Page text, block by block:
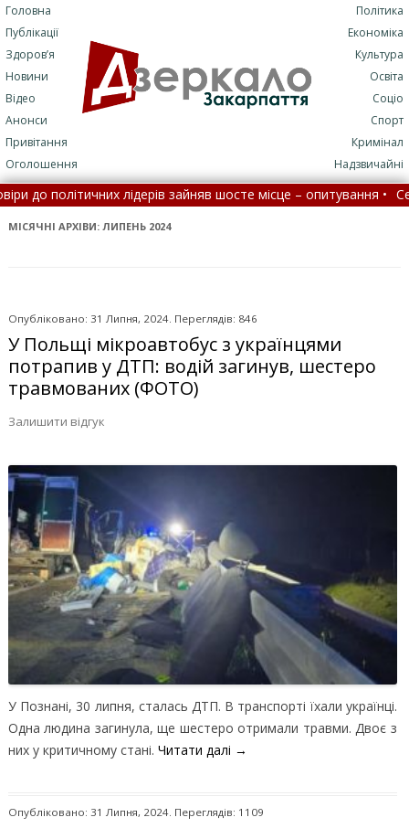
Головна
Публікації
Здоров’я
Новини
Відео
Анонси
Привітання
Оголошення
Політика
Економіка
Культура
Освіта
Соціо
Спорт
Кримінал
Надзвичайні
лідерів зайняв шосте місце – опитування • Село на
до лікарні стане складніше• На Закарпатті водність
МІСЯЧНІ АРХІВИ: ЛИПЕНЬ 2024
Опубліковано: 31 Липня, 2024. Переглядів: 846
У Польщі мікроавтобус з українцями
потрапив у ДТП: водій загинув, шестеро
травмованих (ФОТО)
Залишити відгук
У Познані, 30 липня, сталась ДТП. В транспорті їхали українці.
Одна людина загинула, ще шестеро отримали травми. Двоє з
них у критичному стані. Читати далі →
Опубліковано: 31 Липня, 2024. Переглядів: 1109